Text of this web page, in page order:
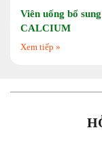
Viên uống bổ
CALCIUM
Xem tiếp »